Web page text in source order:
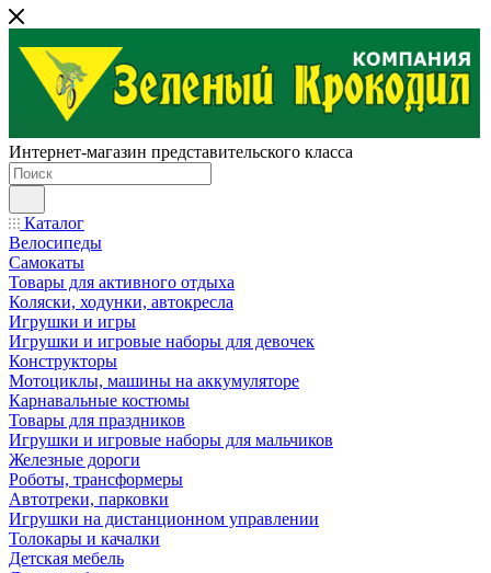
Интернет-магазин представительского класса
Каталог
Велосипеды
Самокаты
Товары для активного отдыха
Коляски, ходунки, автокресла
Игрушки и игры
Игрушки и игровые наборы для девочек
Конструкторы
Мотоциклы, машины на аккумуляторе
Карнавальные костюмы
Товары для праздников
Игрушки и игровые наборы для мальчиков
Железные дороги
Роботы, трансформеры
Автотреки, парковки
Игрушки на дистанционном управлении
Толокары и качалки
Детская мебель